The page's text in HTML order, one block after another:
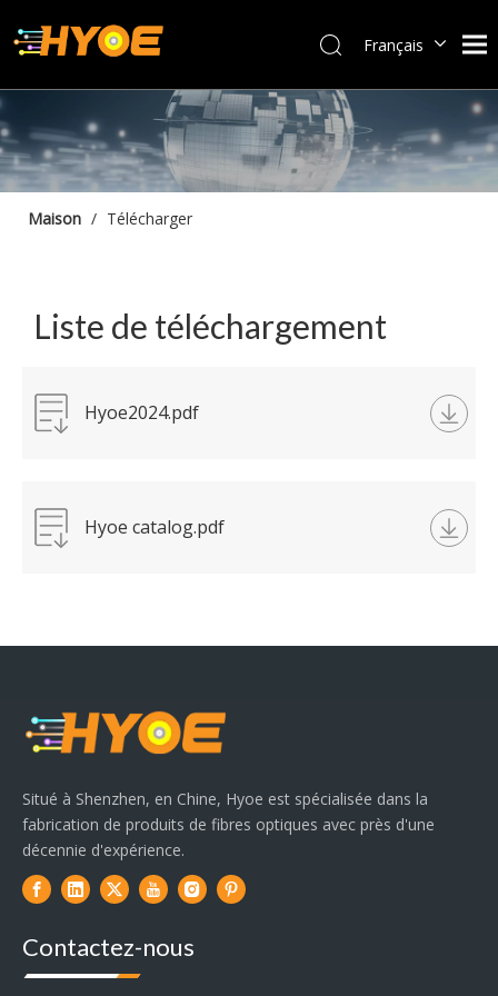
Français
Português
Bahasa indonesia
Maison / Télécharger
Liste de téléchargement
Hyoe2024.pdf
Hyoe catalog.pdf
Situé à Shenzhen, en Chine, Hyoe est spécialisée dans la
fabrication de produits de fibres optiques avec près d'une
décennie d'expérience.
Contactez-nous